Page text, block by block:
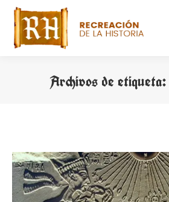
Archivos de etiqueta: